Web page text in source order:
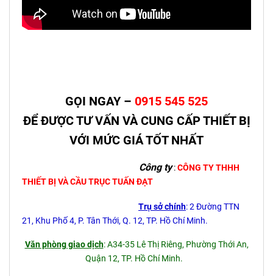
GỌI NGAY – 0915 545 525
ĐỂ ĐƯỢC TƯ VẤN VÀ CUNG CẤP THIẾT BỊ
VỚI MỨC GIÁ TỐT NHẤT
Công ty:CÔNG TY THHH
THIẾT BỊ VÀ CẦU TRỤC TUẤN ĐẠT
Trụ sở chính: 2 Đường TTN
21, Khu Phố 4, P. Tân Thới, Q. 12, TP. Hồ Chí Minh.
Văn phòng giao dịch: A34-35 Lê Thị Riêng, Phường Thới An,
Quận 12, TP. Hồ Chí Minh.